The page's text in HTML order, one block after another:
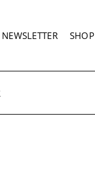
NEWSLETTER SHOP